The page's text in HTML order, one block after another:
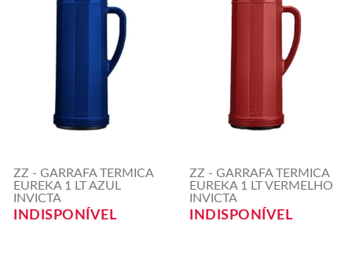
ZZ - GARRAFA TERMICA
EUREKA 1 LT AZUL
INVICTA
INDISPONÍVEL
ZZ - GARRAFA TERMICA
EUREKA 1 LT VERMELHO
INVICTA
INDISPONÍVEL